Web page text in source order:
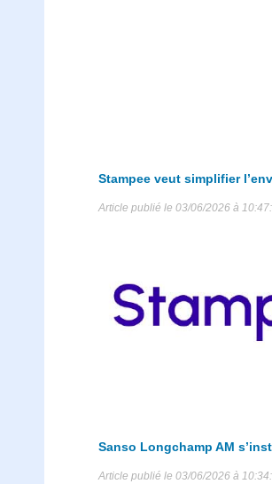
Stampee veut simplifier
Article publié le 03/06/2026 à
Sanso Longchamp AM
Article publié le 03/06/2026 à